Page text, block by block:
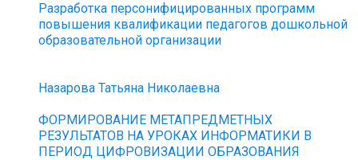
Разработка персонифицированных программ
повышения квалификации педагогов дошкольной
образовательной организации
Назарова Татьяна Николаевна
ФОРМИРОВАНИЕ МЕТАПРЕДМЕТНЫХ
РЕЗУЛЬТАТОВ НА УРОКАХ ИНФОРМАТИКИ В
ПЕРИОД ЦИФРОВИЗАЦИИ ОБРАЗОВАНИЯ